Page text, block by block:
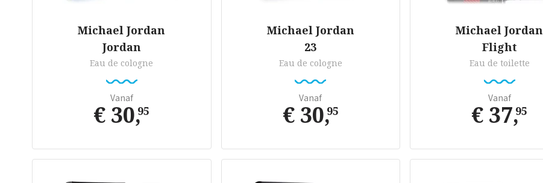
Michael Jordan
Jordan
Eau de cologne
Vanaf
€ 30,95
Michael Jordan
23
Eau de cologne
Vanaf
€ 30,95
Michael Jordan
Flight
Eau de toilette
Vanaf
€ 37,95